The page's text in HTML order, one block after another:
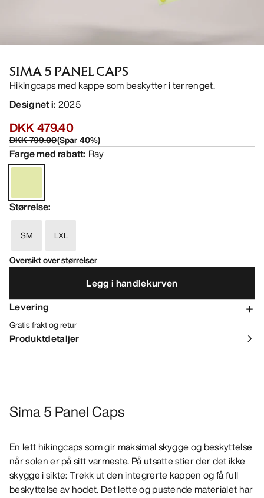
SIMA 5 PANEL CAPS
Hikingcaps med kappe som beskytter i terrenget.
Designet i: 2025
DKK 479.40
DKK 799.00(Spar40%)
Farge med rabatt: Ray
Størrelse:
SM
LXL
Oversikt over størrelser
Legg i handlekurven
Levering
Gratis frakt og retur
Produktdetaljer
Sima 5 Panel Caps
En lett hikingcaps som gir maksimal skygge og beskyttelse
når solen er på sitt varmeste. På utsatte stier der det ikke
skygge i sikte: Trekk ut den integrerte kappen og få full
beskyttelse av hodet. Det lette og pustende materialet har